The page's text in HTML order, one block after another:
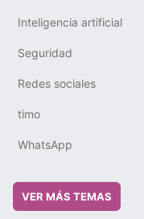
Inteligencia artificial
Seguridad
Redes sociales
timo
WhatsApp
VER MÁS TEMAS